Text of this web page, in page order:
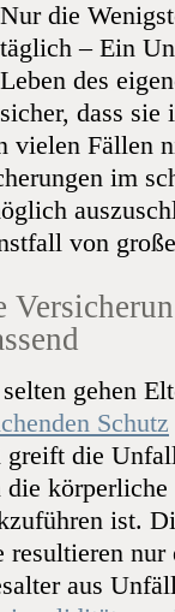
Nur die
täglich – Ein
Leben des
sicher, dass sie
vielen Fällen
im
von
gehen
Schutz
greift die
die
ist.
resultieren
aus